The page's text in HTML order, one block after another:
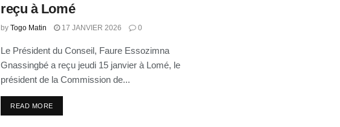
reçu à Lomé
by Togo Matin 17 JANVIER 2026 0
Le Président du Conseil, Faure Essozimna
Gnassingbé a reçu jeudi 15 janvier à Lomé, le
président de la Commission de...
READ MORE